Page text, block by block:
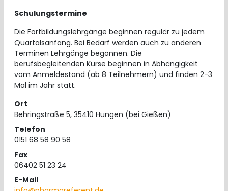
Schulungstermine
Die Fortbildungslehrgänge beginnen regulär zu jedem
Quartalsanfang. Bei Bedarf werden auch zu anderen
Terminen Lehrgänge begonnen. Die
berufsbegleitenden Kurse beginnen in Abhängigkeit
vom Anmeldestand (ab 8 Teilnehmern) und finden 2-3
Mal im Jahr statt.
Ort
Behringstraße 5, 35410 Hungen (bei Gießen)
Telefon
0151 68 58 90 58
Fax
06402 51 23 24
E-Mail